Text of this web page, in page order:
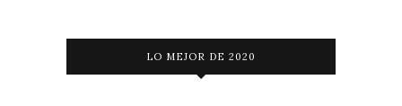
LO MEJOR DE 2020